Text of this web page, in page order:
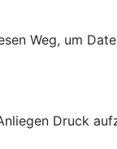
Weg, um
Druck